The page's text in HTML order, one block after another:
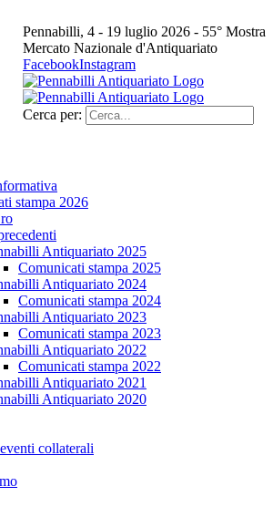
Pennabilli, 4 - 19 luglio 2026 - 55° Mostra
Mercato Nazionale d'Antiquariato
FacebookInstagram
Cerca per:
stampa 2026
Antiquariato 2025
Comunicati stampa 2025
Antiquariato 2024
Comunicati stampa 2024
Antiquariato 2023
Comunicati stampa 2023
Antiquariato 2022
Comunicati stampa 2022
Antiquariato 2021
Antiquariato 2020
collaterali